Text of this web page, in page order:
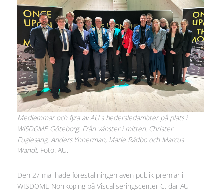
Medlemmar och fyra av AU:s hedersledamöter på plats i
WISDOME Göteborg. Från vänster i mitten: Christer
Fuglesang, Anders Ynnerman, Marie Rådbo och Marcus
Wandt.Foto: AU.
Den 27 maj hade föreställningen även publik premiär i
WISDOME Norrköping på Visualiseringscenter C, där AU-